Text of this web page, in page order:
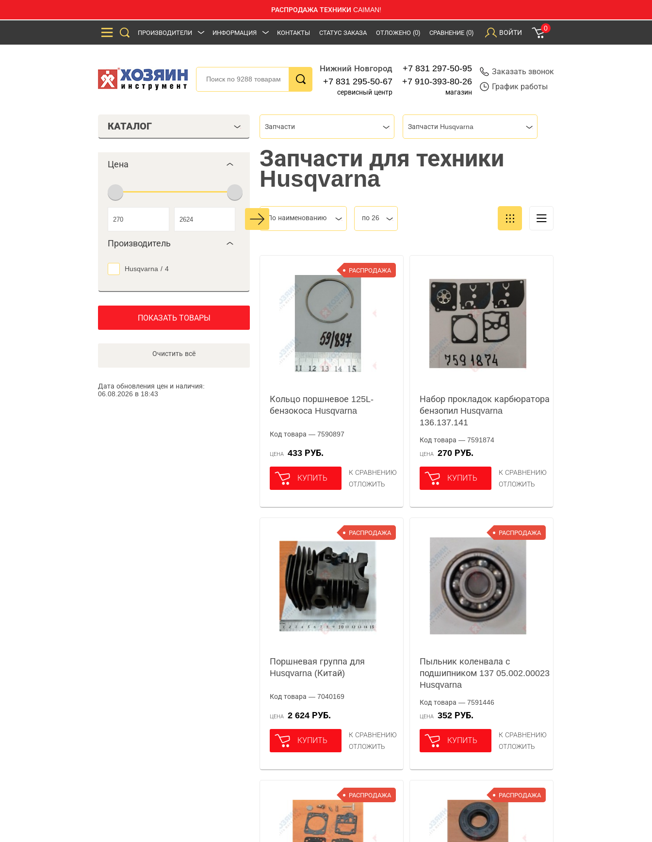
РАСПРОДАЖА ТЕХНИКИ CAIMAN!
ПРОИЗВОДИТЕЛИ ИНФОРМАЦИЯ КОНТАКТЫ СТАТУС ЗАКАЗА ОТЛОЖЕНО (0) СРАВНЕНИЕ (0) ВОЙТИ
0
Нижний Новгород
+7 831 295-50-67
сервисный центр
+7 831 297-50-95
+7 910-393-80-26
магазин
Заказать звонок
График работы
КАТАЛОГ
Цена
Производитель
Husqvarna / 4
ПОКАЗАТЬ ТОВАРЫ
Очистить всё
Дата обновления цен и наличия:
06.08.2026 в 18:43
Запчасти Запчасти Husqvarna
Запчасти для техники
Husqvarna
По наименованию по 26
РАСПРОДАЖА
Кольцо поршневое 125L-
бензокоса Husqvarna
Код товара — 7590897
ЦЕНА 433 РУБ.
КУПИТЬ
К СРАВНЕНИЮ
ОТЛОЖИТЬ
Набор прокладок карбюратора
бензопил Husqvarna
136.137.141
Код товара — 7591874
ЦЕНА 270 РУБ.
КУПИТЬ
К СРАВНЕНИЮ
ОТЛОЖИТЬ
РАСПРОДАЖА
Поршневая группа для
Husqvarna (Китай)
Код товара — 7040169
ЦЕНА 2 624 РУБ.
КУПИТЬ
К СРАВНЕНИЮ
ОТЛОЖИТЬ
РАСПРОДАЖА
Пыльник коленвала с
подшипником 137 05.002.00023
Husqvarna
Код товара — 7591446
ЦЕНА 352 РУБ.
КУПИТЬ
К СРАВНЕНИЮ
ОТЛОЖИТЬ
РАСПРОДАЖА РАСПРОДАЖА